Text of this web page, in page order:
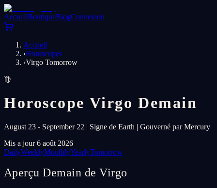
AccueilBoutiqueBlogConnexion
Accueil
›Horoscopes
›Virgo Tomorrow
♍
Horoscope Virgo Demain
August 23 - September 22 | Signe de Earth | Gouverné par Mercury
Mis a jour 6 août 2026
DailyWeeklyMonthlyYearlyTomorrow
Aperçu Demain de Virgo